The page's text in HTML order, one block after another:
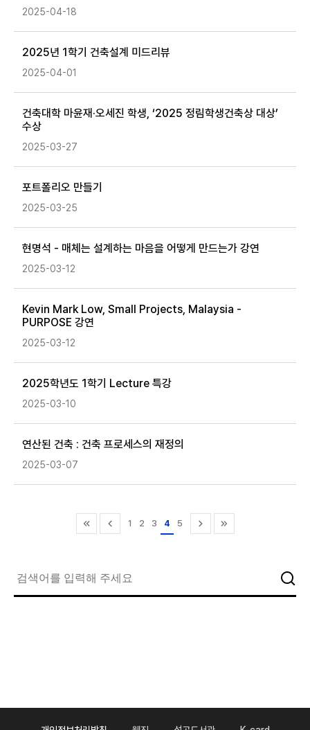
2025-04-18
2025년 1학기 건축설계 미드리뷰
2025-04-01
건축대학 마윤재·오세진 학생, ‘2025 정림학생건축상 대상’
수상
2025-03-27
포트폴리오 만들기
2025-03-25
현명석 - 매체는 설계하는 마음을 어떻게 만드는가 강연
2025-03-12
Kevin Mark Low, Small Projects, Malaysia -
PURPOSE 강연
2025-03-12
2025학년도 1학기 Lecture 특강
2025-03-10
연산된 건축 : 건축 프로세스의 재정의
2025-03-07
1 2 3 4 5